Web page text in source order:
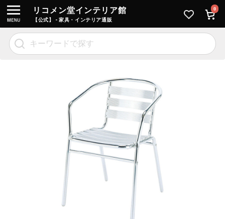
リコメン堂インテリア館
【公式】 - 家具・インテリア通販
0